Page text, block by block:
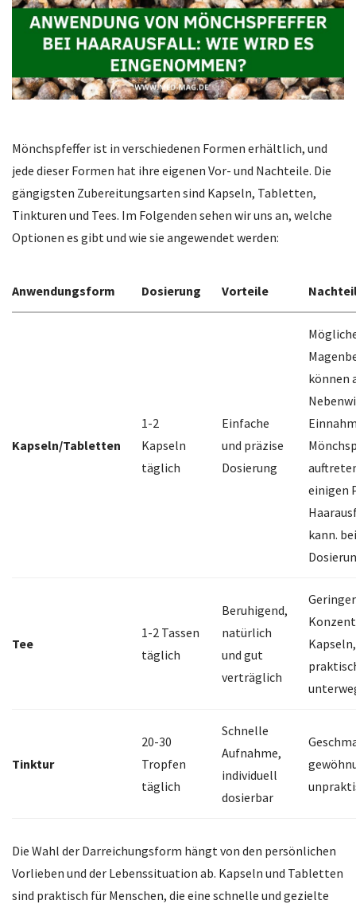
Mönchspfeffer ist in verschiedenen Formen erhältlich, und
jede dieser Formen hat ihre eigenen Vor- und Nachteile. Die
gängigsten Zubereitungsarten sind Kapseln, Tabletten,
Tinkturen und Tees. Im Folgenden sehen wir uns an, welche
Optionen es gibt und wie sie angewendet werden:
Anwendungsform Dosierung Vorteile
Kapseln/Tabletten
1-2
Kapseln
täglich
Einfache
und präzise
Dosierung
können
einigen
kann.
Tee
1-2 Tassen
täglich
Beruhigend,
natürlich
und gut
verträglich
Tinktur
20-30
Tropfen
täglich
Schnelle
Aufnahme,
individuell
dosierbar
Die Wahl der Darreichungsform hängt von den persönlichen
Vorlieben und der Lebenssituation ab. Kapseln und Tabletten
sind praktisch für Menschen, die eine schnelle und gezielte